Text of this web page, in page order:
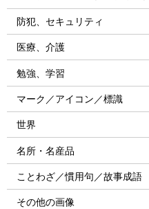
防犯、セキュリティ
医療、介護
勉強、学習
マーク／アイコン／標識
世界
名所・名産品
ことわざ／慣用句／故事成語
その他の画像